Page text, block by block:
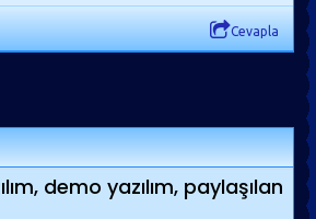
Cevapla
demo yazılım, paylaşılan